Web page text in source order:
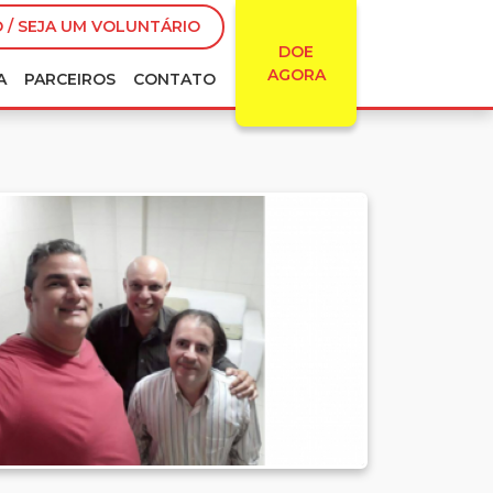
/ SEJA UM VOLUNTÁRIO
DOE
AGORA
PARCEIROS CONTATO